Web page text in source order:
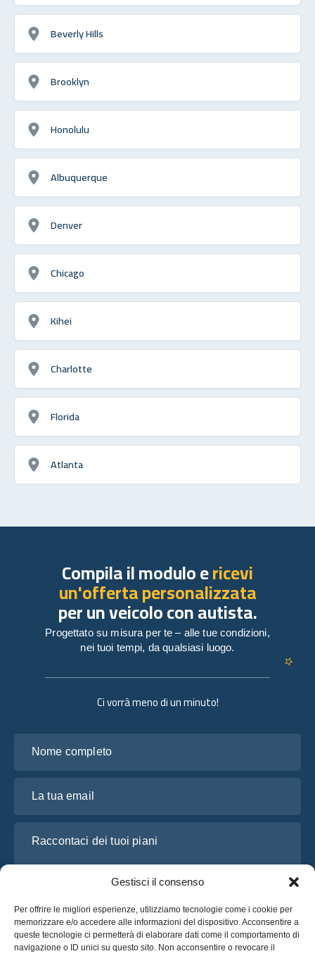
Gestisci il consenso
Per offrire le migliori esperienze, utilizziamo tecnologie come i cookie per
memorizzare e/o accedere alle informazioni del dispositivo. Acconsentire a
queste tecnologie ci permetterà di elaborare dati come il comportamento di
navigazione o ID unici su questo sito. Non acconsentire o revocare il
Beverly Hills
Brooklyn
Honolulu
Albuquerque
Denver
Chicago
Kihei
Charlotte
Florida
Atlanta
Ci vorrà meno di un minuto!
Compila il modulo ericevi
un'offerta personalizzata
per un veicolo con autista.
Progettato su misura per te – alle tue condizioni,
nei tuoi tempi, da qualsiasi luogo.